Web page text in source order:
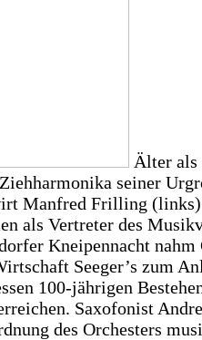
Älter als
seiner
Manfred Frilling
als Vertreter des
Kneipennacht nahm
Seeger’s zum
100-jährigen
Saxofonist
des Orchesters